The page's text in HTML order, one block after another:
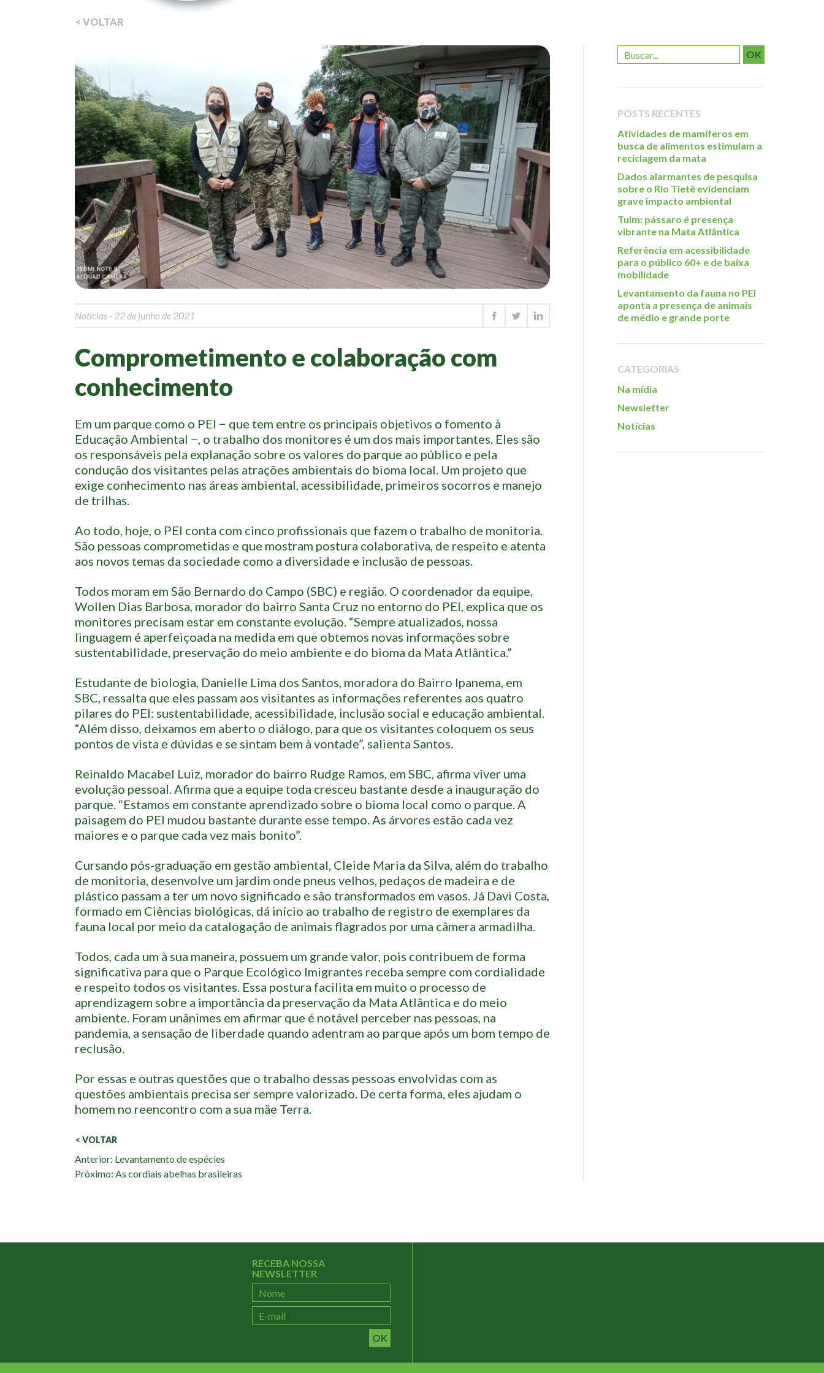
< VOLTAR
Notícias - 22 de junho de 2021
Comprometimento e colaboração com
conhecimento
Em um parque como o PEI − que tem entre os principais objetivos o fomento à
Educação Ambiental −, o trabalho dos monitores é um dos mais importantes. Eles são
os responsáveis pela explanação sobre os valores do parque ao público e pela
condução dos visitantes pelas atrações ambientais do bioma local. Um projeto que
exige conhecimento nas áreas ambiental, acessibilidade, primeiros socorros e manejo
de trilhas.
Ao todo, hoje, o PEI conta com cinco profissionais que fazem o trabalho de monitoria.
São pessoas comprometidas e que mostram postura colaborativa, de respeito e atenta
aos novos temas da sociedade como a diversidade e inclusão de pessoas.
Todos moram em São Bernardo do Campo (SBC) e região. O coordenador da equipe,
Wollen Dias Barbosa, morador do bairro Santa Cruz no entorno do PEI, explica que os
monitores precisam estar em constante evolução. “Sempre atualizados, nossa
linguagem é aperfeiçoada na medida em que obtemos novas informações sobre
sustentabilidade, preservação do meio ambiente e do bioma da Mata Atlântica.”
Estudante de biologia, Danielle Lima dos Santos, moradora do Bairro Ipanema, em
SBC, ressalta que eles passam aos visitantes as informações referentes aos quatro
pilares do PEI: sustentabilidade, acessibilidade, inclusão social e educação ambiental.
“Além disso, deixamos em aberto o diálogo, para que os visitantes coloquem os seus
pontos de vista e dúvidas e se sintam bem à vontade”, salienta Santos.
Reinaldo Macabel Luiz, morador do bairro Rudge Ramos, em SBC, afirma viver uma
evolução pessoal. Afirma que a equipe toda cresceu bastante desde a inauguração do
parque. “Estamos em constante aprendizado sobre o bioma local como o parque. A
paisagem do PEI mudou bastante durante esse tempo. As árvores estão cada vez
maiores e o parque cada vez mais bonito”.
Cursando pós-graduação em gestão ambiental, Cleide Maria da Silva, além do trabalho
de monitoria, desenvolve um jardim onde pneus velhos, pedaços de madeira e de
plástico passam a ter um novo significado e são transformados em vasos. Já Davi Costa,
formado em Ciências biológicas, dá início ao trabalho de registro de exemplares da
fauna local por meio da catalogação de animais flagrados por uma câmera armadilha.
Todos, cada um à sua maneira, possuem um grande valor, pois contribuem de forma
significativa para que o Parque Ecológico Imigrantes receba sempre com cordialidade
e respeito todos os visitantes. Essa postura facilita em muito o processo de
aprendizagem sobre a importância da preservação da Mata Atlântica e do meio
ambiente. Foram unânimes em afirmar que é notável perceber nas pessoas, na
pandemia, a sensação de liberdade quando adentram ao parque após um bom tempo de
reclusão.
Por essas e outras questões que o trabalho dessas pessoas envolvidas com as
questões ambientais precisa ser sempre valorizado. De certa forma, eles ajudam o
homem no reencontro com a sua mãe Terra.
< VOLTAR
Veja
Anterior: Levantamento de espécies
Próximo: As cordiais abelhas brasileiras
OK
POSTS RECENTES
Atividades de mamíferos em
busca de alimentos estimulam a
reciclagem da mata
Dados alarmantes de pesquisa
sobre o Rio Tietê evidenciam
grave impacto ambiental
Tuim: pássaro é presença
vibrante na Mata Atlântica
Referência em acessibilidade
para o público 60+ e de baixa
mobilidade
Levantamento da fauna no PEI
aponta a presença de animais
de médio e grande porte
CATEGORIAS
Na mídia
Newsletter
Notícias
RECEBA NOSSA
NEWSLETTER
OK